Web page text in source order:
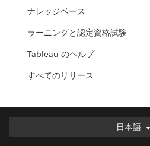
ナレッジベース
ラーニングと認定資格試験
Tableau のヘルプ
すべてのリリース
日本語
日本語